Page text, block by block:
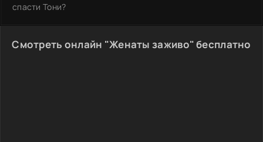
спасти Тони?
Смотреть онлайн "Женаты заживо" бесплатно